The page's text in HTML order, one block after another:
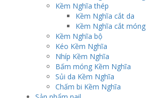
Kềm Nghĩa thép
Kềm Nghĩa cắt da
Kềm Nghĩa cắt móng
Kềm Nghĩa bộ
Kéo Kềm Nghĩa
Nhíp Kềm Nghĩa
Bấm móng Kềm Nghĩa
Sủi da Kềm Nghĩa
Chấm bi Kềm Nghĩa